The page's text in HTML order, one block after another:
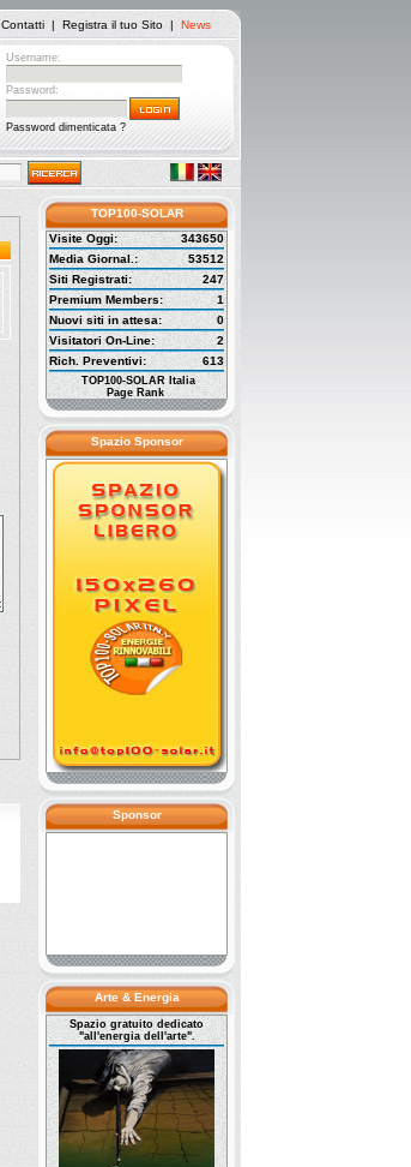
Contatti | Registra il tuo Sito | News
Username:
Password:
Password dimenticata ?
TOP100-SOLAR
Visite Oggi:
343650
Media Giornal.:
53512
Siti Registrati:
247
Premium Members:
1
Nuovi siti in attesa:
0
Visitatori On-Line:
2
Rich. Preventivi:
613
TOP100-SOLAR Italia
Page Rank
Spazio Sponsor
Sponsor
Arte & Energia
Spazio gratuito dedicato
"all'energia dell'arte".